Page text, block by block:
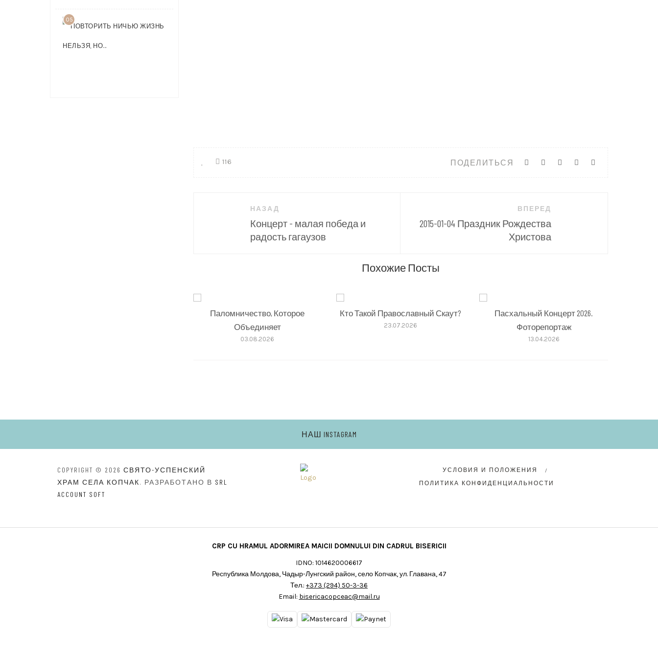
ПОДЕЛИТЬСЯ
116
НАЗАД
Концерт - малая победа и
радость гагаузов
ВПЕРЕД
2015-01-04 Праздник Рождества
Христова
Похожие Посты
Паломничество, Которое
Объединяет
03.08.2026
Кто Такой Православный Скаут?
23.07.2026
Пасхальный Концерт 2026.
Фоторепортаж
13.04.2026
05
НАШ INSTAGRAM
COPYRIGHT © 2026 СВЯТО-УСПЕНСКИЙ
ХРАМ СЕЛА КОПЧАК. РАЗРАБОТАНО В SRL
ACCOUNT SOFT
УСЛОВИЯ И ПОЛОЖЕНИЯ
ПОЛИТИКА КОНФИДЕНЦИАЛЬНОСТИ
CRP CU HRAMUL ADORMIREA MAICII DOMNULUI DIN CADRUL BISERICII
IDNO: 1014620006617
Республика Молдова, Чадыр-Лунгский район, село Копчак, ул. Главана, 47
Тел.: +373 (294) 50-3-36
Email: bisericacopceac@mail.ru